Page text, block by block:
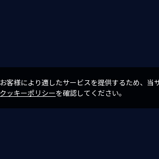
客様により適したサービスを提供するため、当
クッキーポリシーを確認してください。